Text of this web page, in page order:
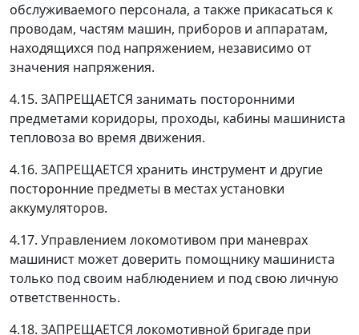
обслуживаемого персонала, а также прикасаться к
проводам, частям машин, приборов и аппаратам,
находящихся под напряжением, независимо от
значения напряжения.
4.15. ЗАПРЕЩАЕТСЯ занимать посторонними
предметами коридоры, проходы, кабины машиниста
тепловоза во время движения.
4.16. ЗАПРЕЩАЕТСЯ хранить инструмент и другие
посторонние предметы в местах установки
аккумуляторов.
4.17. Управлением локомотивом при маневрах
машинист может доверить помощнику машиниста
только под своим наблюдением и под свою личную
ответственность.
4.18. ЗАПРЕЩАЕТСЯ локомотивной бригаде при